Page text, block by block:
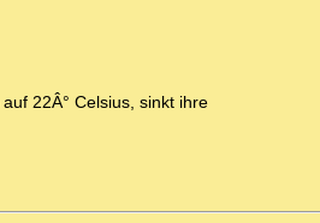
22Â° Celsius, sinkt ihre